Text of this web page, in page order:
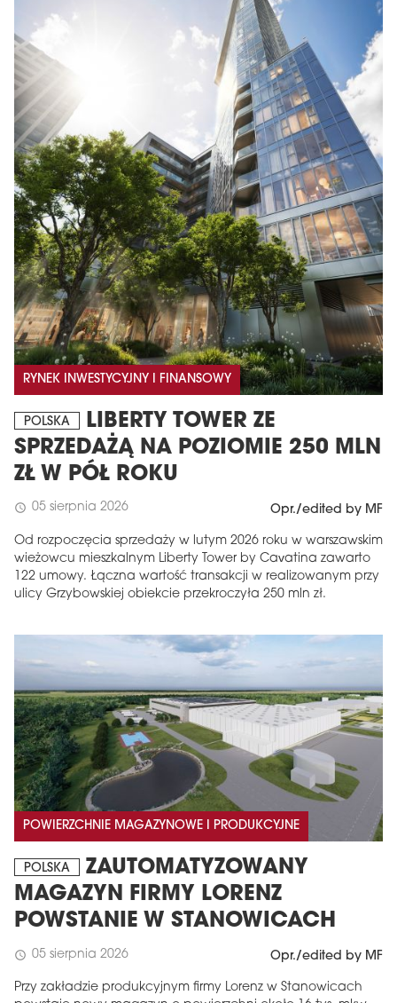
RYNEK INWESTYCYJNY I FINANSOWY
POLSKA
LIBERTY TOWER ZE
SPRZEDAŻĄ NA POZIOMIE 250 MLN
ZŁ W PÓŁ ROKU
schedule 05 sierpnia 2026 Opr./edited by MF
Od rozpoczęcia sprzedaży w lutym 2026 roku w warszawskim
wieżowcu mieszkalnym Liberty Tower by Cavatina zawarto
122 umowy. Łączna wartość transakcji w realizowanym przy
ulicy Grzybowskiej obiekcie przekroczyła 250 mln zł.
POWIERZCHNIE MAGAZYNOWE I PRODUKCYJNE
POLSKA
ZAUTOMATYZOWANY
MAGAZYN FIRMY LORENZ
POWSTANIE W STANOWICACH
schedule 05 sierpnia 2026 Opr./edited by MF
Przy zakładzie produkcyjnym firmy Lorenz w Stanowicach